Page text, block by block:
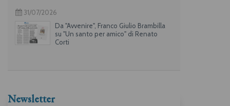
31/07/2026
Da "Avvenire", Franco Giulio Brambilla
su "Un santo per amico" di Renato
Corti
Newsletter